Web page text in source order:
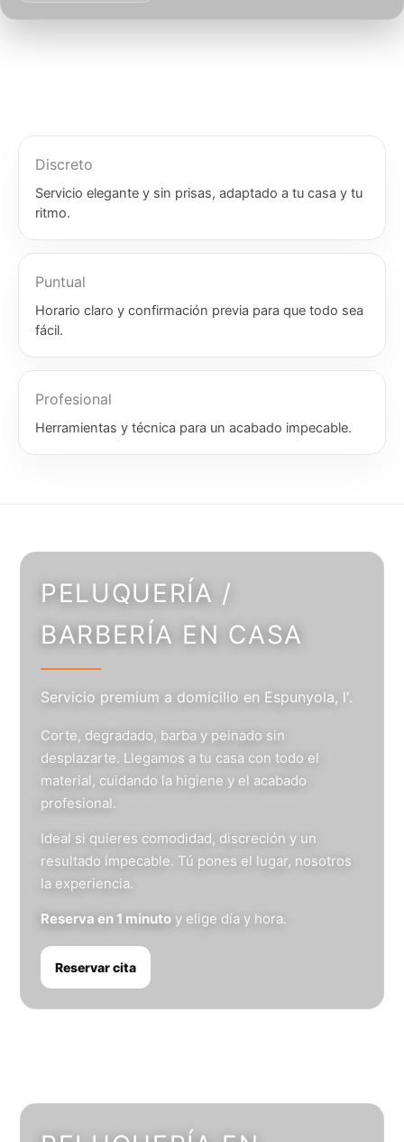
Discreto
Servicio elegante y sin prisas, adaptado a tu casa y tu
ritmo.
Puntual
Horario claro y confirmación previa para que todo sea
fácil.
Profesional
Herramientas y técnica para un acabado impecable.
PELUQUERÍA /
BARBERÍA EN CASA
Servicio premium a domicilio en Espunyola, l'.
Corte, degradado, barba y peinado sin
desplazarte. Llegamos a tu casa con todo el
material, cuidando la higiene y el acabado
profesional.
Ideal si quieres comodidad, discreción y un
resultado impecable. Tú pones el lugar, nosotros
la experiencia.
Reserva en 1 minuto y elige día y hora.
Reservar cita